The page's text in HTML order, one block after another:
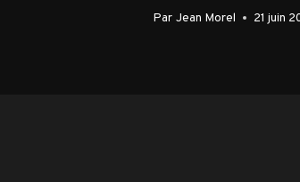
Par Jean Morel 21 juin